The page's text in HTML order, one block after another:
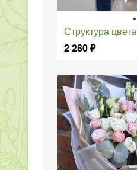
Структура цвета
2 280₽